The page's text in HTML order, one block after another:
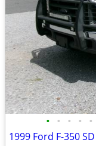
• • • • •
1999 Ford F-350